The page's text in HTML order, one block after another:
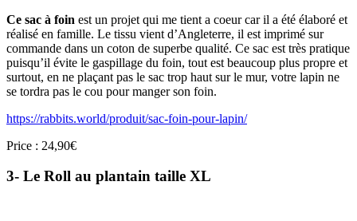
Ce sac à foin est un projet qui me tient a coeur car il a été élaboré et
réalisé en famille. Le tissu vient d’Angleterre, il est imprimé sur
commande dans un coton de superbe qualité. Ce sac est très pratique
puisqu’il évite le gaspillage du foin, tout est beaucoup plus propre et
surtout, en ne plaçant pas le sac trop haut sur le mur, votre lapin ne
se tordra pas le cou pour manger son foin.
https://rabbits.world/produit/sac-foin-pour-lapin/
Price : 24,90€
3- Le Roll au plantain taille XL